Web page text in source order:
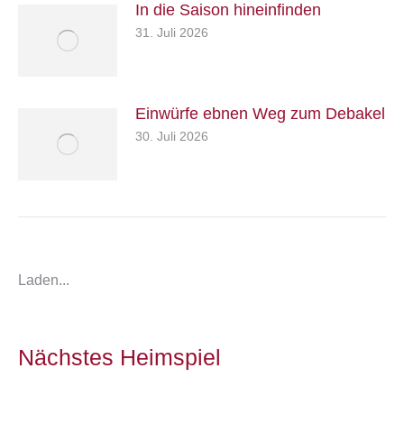
In die Saison hineinfinden
31. Juli 2026
Einwürfe ebnen Weg zum Debakel
30. Juli 2026
Laden...
Nächstes Heimspiel